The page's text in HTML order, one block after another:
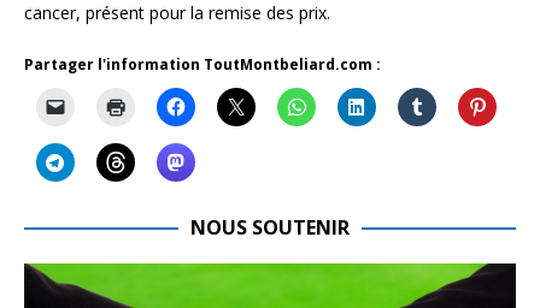
cancer, présent pour la remise des prix.
Partager l'information ToutMontbeliard.com :
NOUS SOUTENIR